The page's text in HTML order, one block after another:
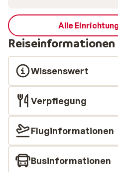
Alle
Reiseinformationen
Wissenswert
Verpflegung
Fluginformationen
Businformationen